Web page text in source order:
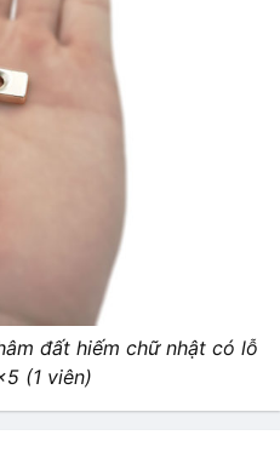
đất hiếm chữ nhật có lỗ
(1 viên)